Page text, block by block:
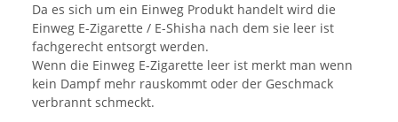
Da es sich um ein Einweg Produkt handelt wird die
Einweg E-Zigarette / E-Shisha nach dem sie leer ist
fachgerecht entsorgt werden.
Wenn die Einweg E-Zigarette leer ist merkt man wenn
kein Dampf mehr rauskommt oder der Geschmack
verbrannt schmeckt.